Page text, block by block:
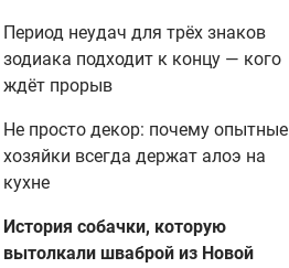
Период неудач для трёх знаков
зодиака подходит к концу — кого
ждёт прорыв
Не просто декор: почему опытные
хозяйки всегда держат алоэ на
кухне
История собачки, которую
вытолкали шваброй из Новой